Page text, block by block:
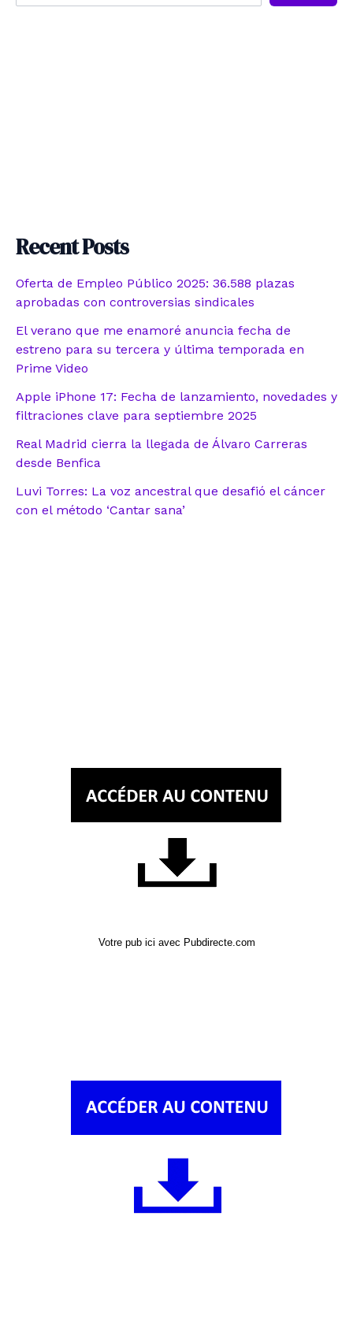
Recent Posts
Oferta de Empleo Público 2025: 36.588 plazas
aprobadas con controversias sindicales
El verano que me enamoré anuncia fecha de
estreno para su tercera y última temporada en
Prime Video
Apple iPhone 17: Fecha de lanzamiento, novedades y
filtraciones clave para septiembre 2025
Real Madrid cierra la llegada de Álvaro Carreras
desde Benfica
Luvi Torres: La voz ancestral que desafió el cáncer
con el método ‘Cantar sana’
Votre pub ici avec Pubdirecte.com